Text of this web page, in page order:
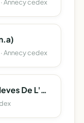
Annecy cedex
Annecy cedex
Association Des Parents D'eleves De L'enseignement Libre (Apel) Du Departement De La Haute-Savoie